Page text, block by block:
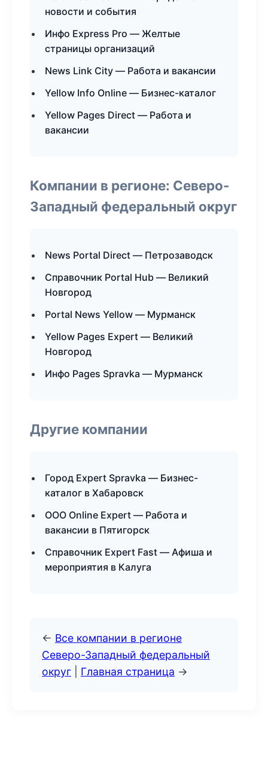
новости и события
Инфо Express Pro — Желтые
страницы организаций
News Link City — Работа и вакансии
Yellow Info Online — Бизнес-каталог
Yellow Pages Direct — Работа и
вакансии
Компании в регионе: Северо-
Западный федеральный округ
News Portal Direct — Петрозаводск
Справочник Portal Hub — Великий
Новгород
Portal News Yellow — Мурманск
Yellow Pages Expert — Великий
Новгород
Инфо Pages Spravka — Мурманск
Другие компании
Город Expert Spravka — Бизнес-
каталог в Хабаровск
ООО Online Expert — Работа и
вакансии в Пятигорск
Справочник Expert Fast — Афиша и
мероприятия в Калуга
← Все компании в регионе
Северо-Западный федеральный
округ
Главная страница →